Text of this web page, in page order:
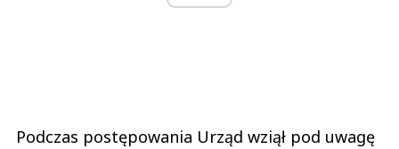
Podczas postępowania Urząd wziął pod uwagę